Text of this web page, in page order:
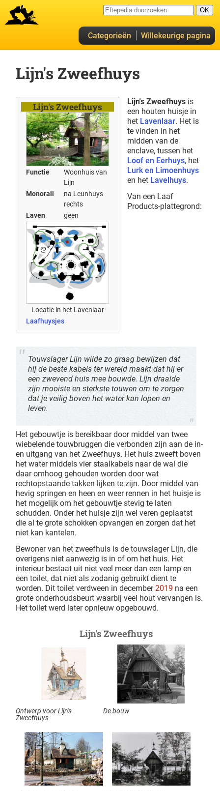
Categorieën Willekeurige pagina
Lijn's Zweefhuys
Lijn's Zweefhuys
Functie
Woonhuis van
Lijn
Monorail
na Leunhuys
rechts
Laven
geen
Locatie in het Lavenlaar
Laafhuysjes
Lijn's Zweefhuys is
een houten huisje in
het Lavenlaar. Het is
te vinden in het
midden van de
enclave, tussen het
Loof en Eerhuys, het
Lurk en Limoenhuys
en het Lavelhuys.
Van een Laaf
Products-plattegrond:
Touwslager Lijn wilde zo graag bewijzen dat
hij de beste kabels ter wereld maakt dat hij er
een zwevend huis mee bouwde. Lijn draaide
zijn mooiste en sterkste touwen om te zorgen
dat je veilig boven het water kan lopen en
leven.
Het gebouwtje is bereikbaar door middel van twee
wiebelende touwbruggen die verbonden zijn aan de in-
en uitgang van het Zweefhuys. Het huis zweeft boven
het water middels vier staalkabels naar de wal die
daar omhoog gehouden worden door wat
rechtopstaande takken lijken te zijn. Door middel van
hevig springen en heen en weer rennen in het huisje is
het mogelijk om het gebouwtje stevig te laten
schudden. Onder het huisje zijn wel veren geplaatst
die al te grote schokken opvangen en zorgen dat het
niet kan kantelen.
Bewoner van het zweefhuis is de touwslager Lijn, die
overigens niet aanwezig is in of om het huis. Het
interieur bestaat uit niet veel meer dan een lamp en
een toilet, dat niet als zodanig gebruikt dient te
worden. Dit toilet verdween in december2019 na een
grote onderhoudsbeurt waarbij veel hout vervangen is.
Het toilet werd later opnieuw opgebouwd.
Lijn's Zweefhuys
Ontwerp voor Lijn's
Zweefhuys
De bouw